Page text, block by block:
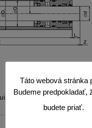
fields are marked*
Táto webová stránka
Budeme predpokladať,
budete priať.